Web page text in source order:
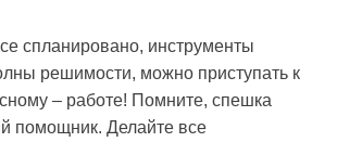
спланировано, инструменты
решимости, можно приступать к
– работе! Помните, спешка
помощник. Делайте все